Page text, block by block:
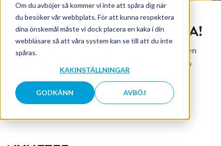
Om du avböjer så kommer vi inte att spåra dig när
du besöker vår webbplats. För att kunna respektera
dina önskemål måste vi dock placera en kaka i din
webbläsare så att våra system kan se till att du inte
spåras.
KAKINSTÄLLNINGAR
GODKÄNN AVBÖJ
VÄRLDSCUPFINALEN I ULRICEHAMN · 19–21 MARS 2027
NU SLÄPPER VI BILJETTERNA!
Tre dramatiska dagar, 55 000 euforiska fans och den
samlade världseliten i längdskidor. Är du redo för en
oförglömlig upplevelse på Lassalyckan?
KÖP DINA BILJETTER IDAG